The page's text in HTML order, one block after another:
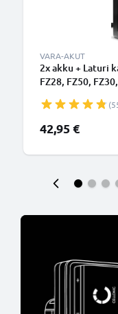
VARA-AKUT
2x akku + Laturi
FZ28, FZ50,
DC5 DE-A43B
42,95 €